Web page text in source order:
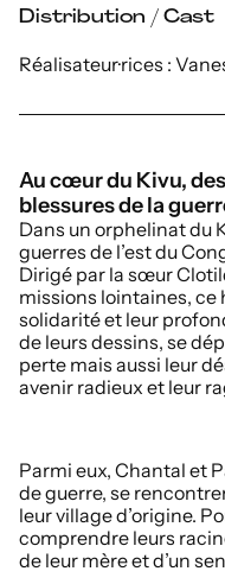
Distribution / Cast
Réalisateur·rices :
Au cœur du Kivu,
blessures de la
Dans un orphelinat du
guerres de l’est du
Dirigé par la sœur
missions lointaines, ce
solidarité et leur
de leurs dessins, se
perte mais aussi leur
avenir radieux et leur
Parmi eux, Chantal et
de guerre, se
leur village d’origine.
comprendre leurs
de leur mère et d’un